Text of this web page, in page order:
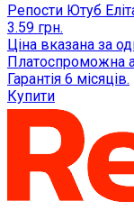
Репости Ютуб
3.59 грн.
Ціна вказана за
Платоспроможна
Гарантія 6 місяців.
Купити